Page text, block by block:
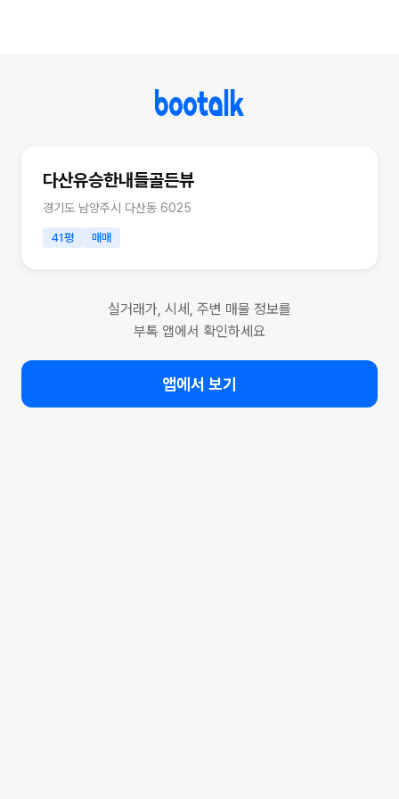
다산유승한내들골든뷰
경기도 남양주시 다산동 6025
41평 매매
실거래가, 시세, 주변 매물 정보를
부톡 앱에서 확인하세요
앱에서 보기